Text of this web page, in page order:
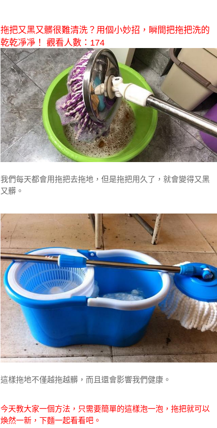
拖把又黑又髒很難清洗？用個小妙招，瞬間把拖把洗的
乾乾凈凈！ 觀看人數：174
我們每天都會用拖把去拖地，但是拖把用久了，就會變得又黑
又髒。
這樣拖地不僅越拖越髒，而且還會影響我們健康。
今天教大家一個方法，只需要簡單的這樣泡一泡，拖把就可以
煥然一新，下麵一起看看吧。